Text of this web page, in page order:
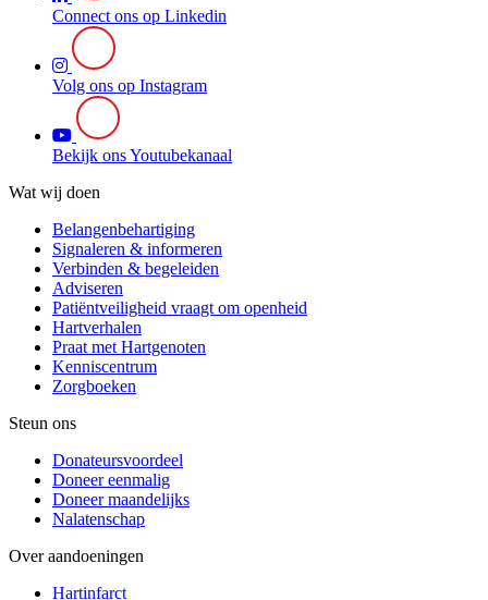
Connect ons op Linkedin
Volg ons op Instagram
Bekijk ons Youtubekanaal
Wat wij doen
Belangenbehartiging
Signaleren & informeren
Verbinden & begeleiden
Adviseren
Patiëntveiligheid vraagt om openheid
Hartverhalen
Praat met Hartgenoten
Kenniscentrum
Zorgboeken
Steun ons
Donateursvoordeel
Doneer eenmalig
Doneer maandelijks
Nalatenschap
Over aandoeningen
Hartinfarct